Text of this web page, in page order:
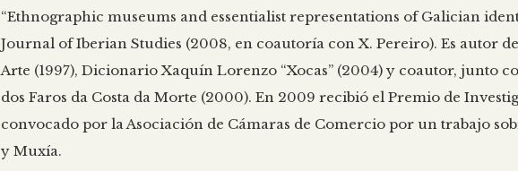
“Ethnographic museums and essentialist representations of Galician
Journal of Iberian Studies (2008, en coautoría con X. Pereiro). Es autor
Arte (1997), Dicionario Xaquín Lorenzo “Xocas” (2004) y coautor, junto
dos Faros da Costa da Morte (2000). En 2009 recibió el Premio de
convocado por la Asociación de Cámaras de Comercio por un trabajo
y Muxía.